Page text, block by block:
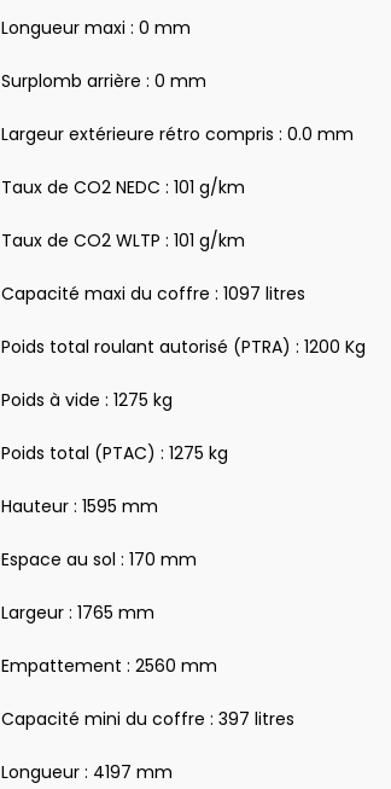
Longueur maxi : 0 mm
Surplomb arrière : 0 mm
Largeur extérieure rétro compris : 0.0 mm
Taux de CO2 NEDC : 101 g/km
Taux de CO2 WLTP : 101 g/km
Capacité maxi du coffre : 1097 litres
Poids total roulant autorisé (PTRA) : 1200 Kg
Poids à vide : 1275 kg
Poids total (PTAC) : 1275 kg
Hauteur : 1595 mm
Espace au sol : 170 mm
Largeur : 1765 mm
Empattement : 2560 mm
Capacité mini du coffre : 397 litres
Longueur : 4197 mm